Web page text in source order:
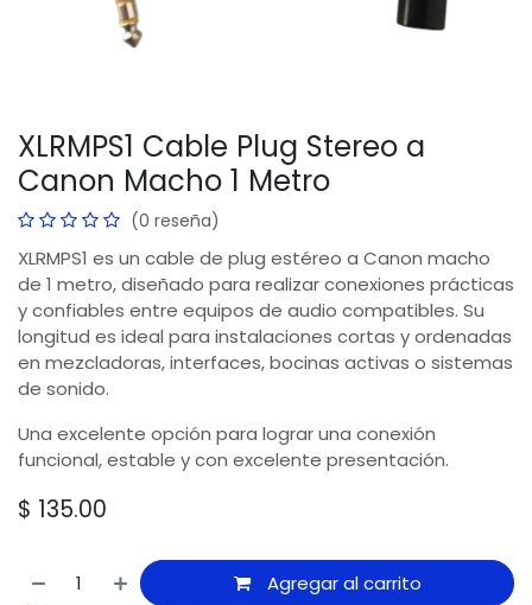
XLRMPS1 Cable Plug Stereo a
Canon Macho 1 Metro
(0 reseña)
XLRMPS1 es un cable de plug estéreo a Canon macho
de 1 metro, diseñado para realizar conexiones prácticas
y confiables entre equipos de audio compatibles. Su
longitud es ideal para instalaciones cortas y ordenadas
en mezcladoras, interfaces, bocinas activas o sistemas
de sonido.
Una excelente opción para lograr una conexión
funcional, estable y con excelente presentación.
$ 135.00
Agregar al carrito